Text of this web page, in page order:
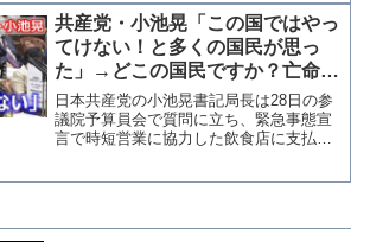
党・杉田水脈衆院議員がＳＮＳで明かし
た。このおめでたい祝...
共産党・小池晃「この国ではやっ
てけない！と多くの国民が思っ
た」→どこの国民ですか？亡命す
ればいい
日本共産党の小池晃書記局長は28日の参
議院予算員会で質問に立ち、緊急事態宣
言で時短営業に協力した飲食店に支払わ